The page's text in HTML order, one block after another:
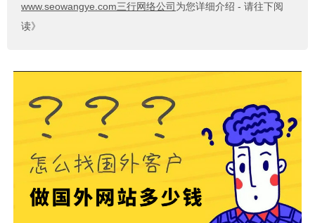
www.seowangye.com三行网络公司 为您详细介绍 - 请往下阅
读》